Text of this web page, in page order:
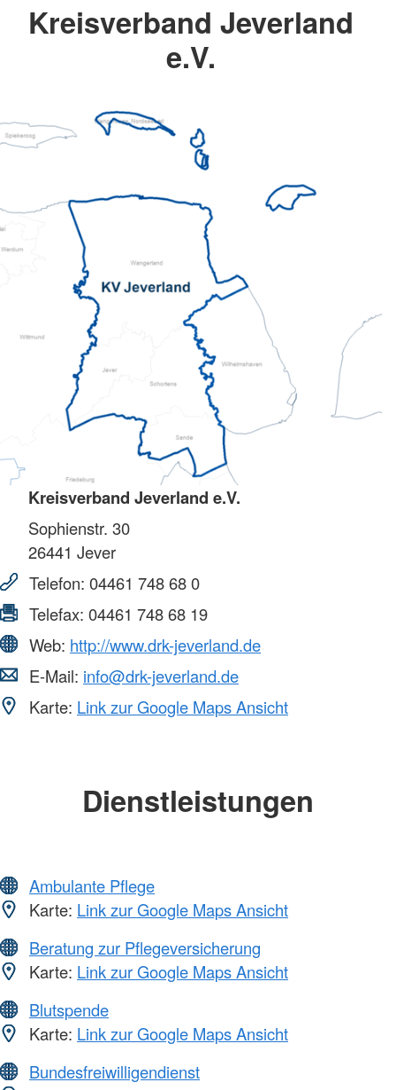
Kreisverband Jeverland
e.V.
Kreisverband Jeverland e.V.
Sophienstr. 30
26441 Jever
Telefon: 04461 748 68 0
Telefax: 04461 748 68 19
Web: http://www.drk-jeverland.de
E-Mail: info@drk-jeverland.de
Karte: Link zur Google Maps Ansicht
Dienstleistungen
Ambulante Pflege
Karte: Link zur Google Maps Ansicht
Beratung zur Pflegeversicherung
Karte: Link zur Google Maps Ansicht
Blutspende
Karte: Link zur Google Maps Ansicht
Bundesfreiwilligendienst